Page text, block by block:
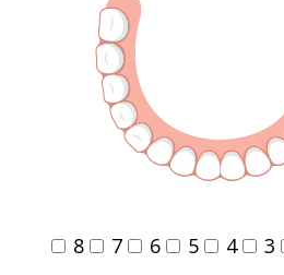
8 7 6 5 4 3